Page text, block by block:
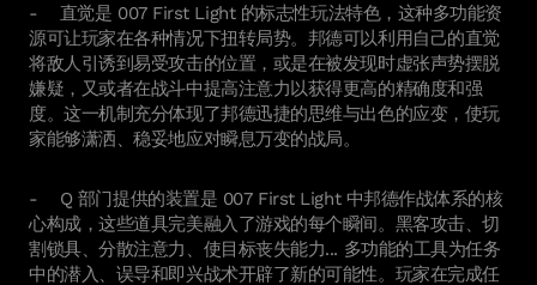
- 直觉是 007 First Light 的标志性玩法特色，这种多功能资
源可让玩家在各种情况下扭转局势。邦德可以利用自己的直觉
将敌人引诱到易受攻击的位置，或是在被发现时虚张声势摆脱
嫌疑，又或者在战斗中提高注意力以获得更高的精确度和强
度。这一机制充分体现了邦德迅捷的思维与出色的应变，使玩
家能够潇洒、稳妥地应对瞬息万变的战局。
- Q 部门提供的装置是 007 First Light 中邦德作战体系的核
心构成，这些道具完美融入了游戏的每个瞬间。黑客攻击、切
割锁具、分散注意力、使目标丧失能力... 多功能的工具为任务
中的潜入、误导和即兴战术开辟了新的可能性。玩家在完成任